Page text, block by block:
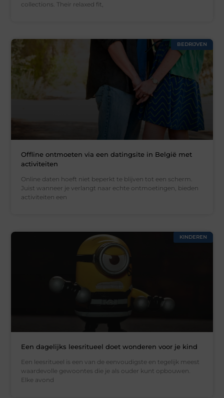
collections. Their relaxed fit,
BEDRIJVEN
Offline ontmoeten via een datingsite in België met
activiteiten
Online daten hoeft niet beperkt te blijven tot een scherm.
Juist wanneer je verlangt naar echte ontmoetingen, bieden
activiteiten een
KINDEREN
Een dagelijks leesritueel doet wonderen voor je kind
Een leesritueel is een van de eenvoudigste en tegelijk meest
waardevolle gewoontes die je als ouder kunt opbouwen.
Elke avond